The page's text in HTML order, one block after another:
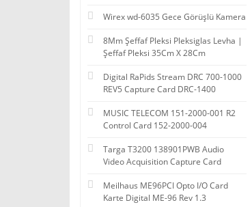
Wirex wd-6035 Gece Görüşlü Kamera
8Mm Şeffaf Pleksi Pleksiglas Levha |
Şeffaf Pleksi 35Cm X 28Cm
Digital RaPids Stream DRC 700-1000
REV5 Capture Card DRC-1400
MUSIC TELECOM 151-2000-001 R2
Control Card 152-2000-004
Targa T3200 138901PWB Audio
Video Acquisition Capture Card
Meilhaus ME96PCI Opto I/O Card
Karte Digital ME-96 Rev 1.3